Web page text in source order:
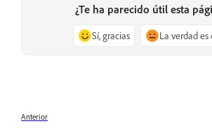
¿Te ha parecido útil esta
Sí, gracias La verdad es
Anterior